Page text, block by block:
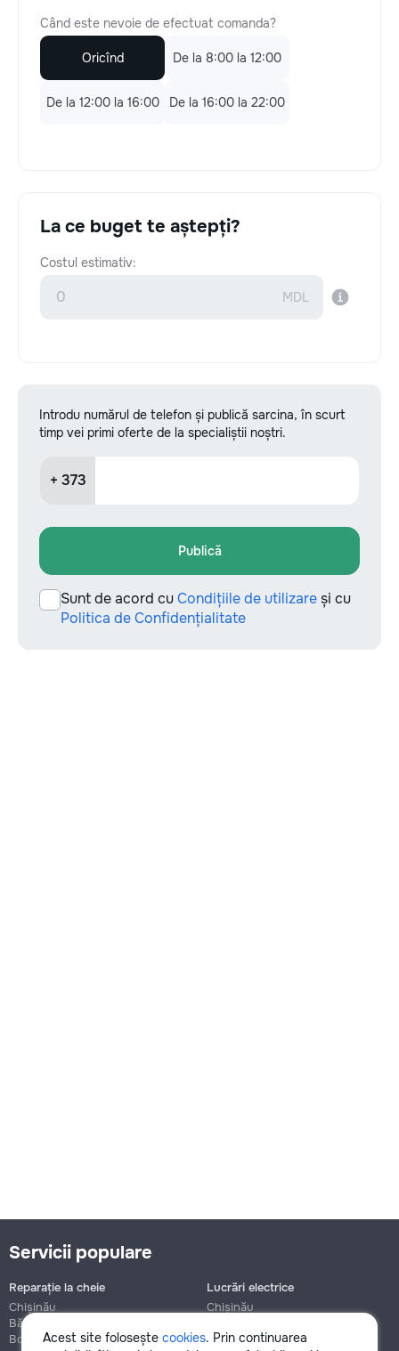
Când este nevoie de efectuat comanda?
Oricînd De la 8:00 la 12:00
De la 12:00 la 16:00 De la 16:00 la 22:00
La ce buget te aștepți?
Costul estimativ:
Introdu numărul de telefon și publică sarcina, în scurt
timp vei primi oferte de la specialiștii noștri.
+ 373
Publică
Sunt de acord cuCondițiile de utilizareși cu
Politica de Confidențialitate
Acest site folosește cookies. Prin continuarea
Servicii populare
Reparație la cheie
Chișinău
Bălți
Botanica
Lucrări electrice
Chișinău
Botanica